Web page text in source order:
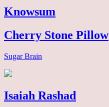
Knowsum
Cherry Stone Pillow
Sugar Brain
Isaiah Rashad